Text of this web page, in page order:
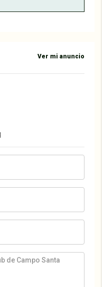
Ver mi anuncio